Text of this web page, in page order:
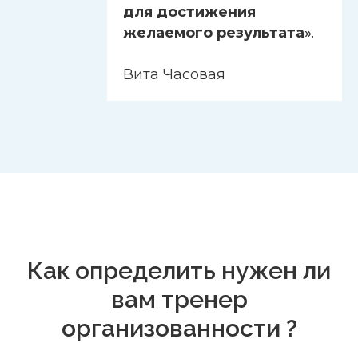
для достижения
желаемого результата».
Вита Часовая
Как определить нужен ли
вам тренер
организованности ?